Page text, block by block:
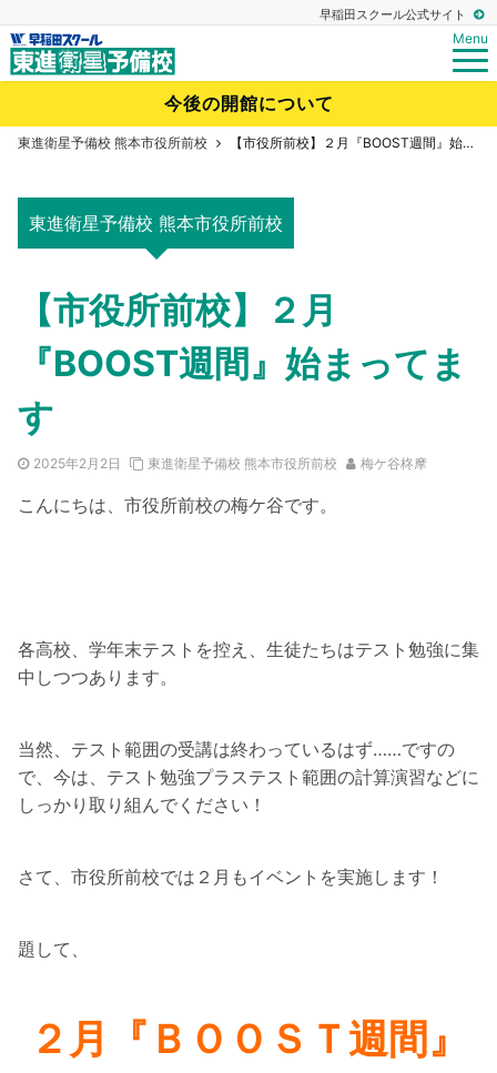
早稲田スクール公式サイト
Menu
今後の開館について
東進衛星予備校 熊本市役所前校 【市役所前校】２月『BOOST週間』始まってます
東進衛星予備校 熊本市役所前校
【市役所前校】２月
『BOOST週間』始まってま
す
2025年2月2日 東進衛星予備校 熊本市役所前校 梅ケ谷柊摩
こんにちは、市役所前校の梅ケ谷です。
各高校、学年末テストを控え、生徒たちはテスト勉強に集
中しつつあります。
当然、テスト範囲の受講は終わっているはず……ですの
で、今は、テスト勉強プラステスト範囲の計算演習などに
しっかり取り組んでください！
さて、市役所前校では２月もイベントを実施します！
題して、
２月『ＢＯＯＳＴ週間』